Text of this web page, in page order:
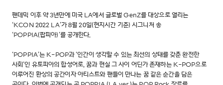
팬데믹 이후 약 3년만에 미국 LA에서 글로벌 GenZ를 대상으로 열리는
‘KCON 2022 LA’가 8월 20일(현지시간 기준) 시그니처 송
‘POPPIA(팝피아)’를 공개한다.
‘POPPIA’는 K-POP과 ‘인간이 생각할 수 있는 최선의 상태를 갖춘 완전한
사회’인 유토피아의 합성어로, 꿈과 현실 그 사이 어딘가 존재하는 K-POP으로
이루어진 환상의 공간이자 아티스트와 팬들이 만나는 꿈 같은 순간을 담은